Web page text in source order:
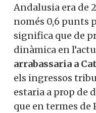
Andalusia era de
només 0,6 punts
significa que de
dinàmica en
arrabassaria a
els ingressos
estaria a prop de
que en termes de